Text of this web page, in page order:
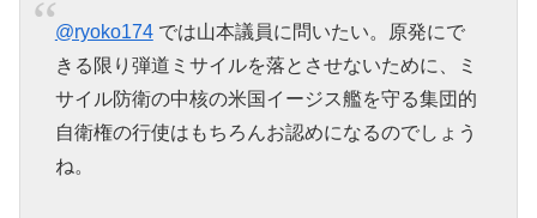
@ryoko174では山本議員に問いたい。原発にで
きる限り弾道ミサイルを落とさせないために、ミ
サイル防衛の中核の米国イージス艦を守る集団的
自衛権の行使はもちろんお認めになるのでしょう
ね。